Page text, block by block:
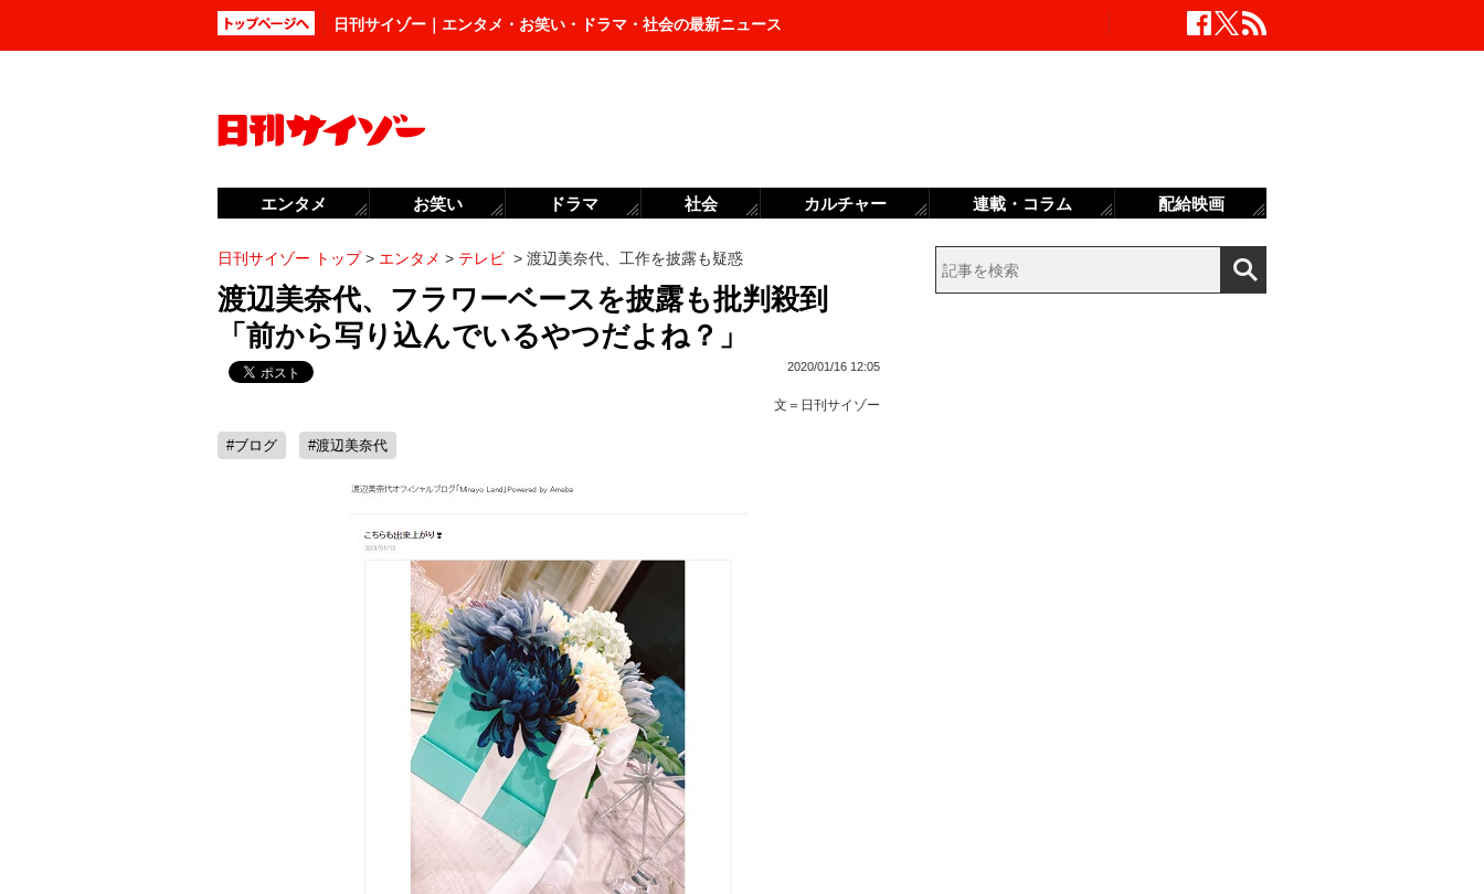
日刊サイゾー｜エンタメ・お笑い・ドラマ・社会の最新ニュース
日刊サイゾー トップ> エンタメ > テレビ > 渡辺美奈代、工作を披露も疑惑
渡辺美奈代、フラワーベースを披露も批判殺到
「前から写り込んでいるやつだよね？」
2020/01/16 12:05
文＝ 日刊サイゾー
#ブログ #渡辺美奈代
エンタメ お笑い ドラマ 社会 カルチャー 連載・コラム 配給映画